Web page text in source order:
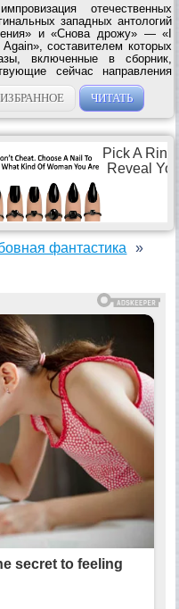
отечественных
западных антологий
и «Снова дрожу» — «I
составителем которых
включенные в сборник,
сейчас направления
формы до изысканного
ЧИТАТЬ
фантастика